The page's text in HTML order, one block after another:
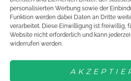
personalisierten Werbung sowie der
Funktion werden dabei Daten an Dritte
verarbeitet. Diese Einwilligung ist freiwillig,
Website nicht erforderlich und kann
widerrufen werden.